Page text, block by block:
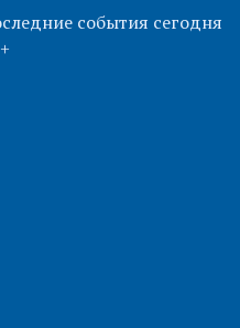
события сегодня